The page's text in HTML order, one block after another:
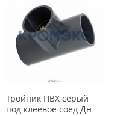
Тройник ПВХ серый
под клеевое соед Дн